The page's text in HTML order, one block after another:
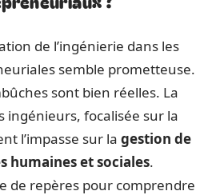
de l’ingénierie dans les
semble prometteuse.
sont bien réelles. La
ingénieurs, focalisée sur la
l’impasse sur la gestion de
humaines et sociales.
de repères pour comprendre